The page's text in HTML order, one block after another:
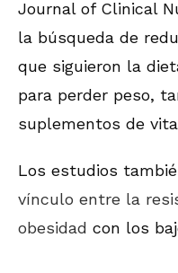
Journal of Clinical
la búsqueda de
que siguieron la
para perder peso,
suplementos de
Los estudios
vínculo entre la
obesidad con los